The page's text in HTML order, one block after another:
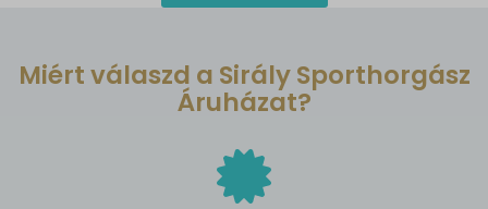
Miért válaszd a Sirály Sporthorgász
Áruházat?